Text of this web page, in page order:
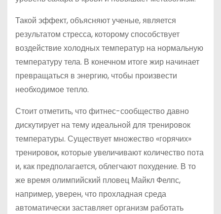
Такой эффект, объясняют ученые, является
результатом стресса, которому способствует
воздействие холодных температур на нормальную
температуру тела. В конечном итоге жир начинает
превращаться в энергию, чтобы произвести
необходимое тепло.
Стоит отметить, что фитнес-сообщество давно
дискутирует на тему идеальной для тренировок
температуры. Существует множество «горячих»
тренировок, которые увеличивают количество пота
и, как предполагается, облегчают похудение. В то
же время олимпийский пловец Майкл Фелпс,
например, уверен, что прохладная среда
автоматически заставляет организм работать